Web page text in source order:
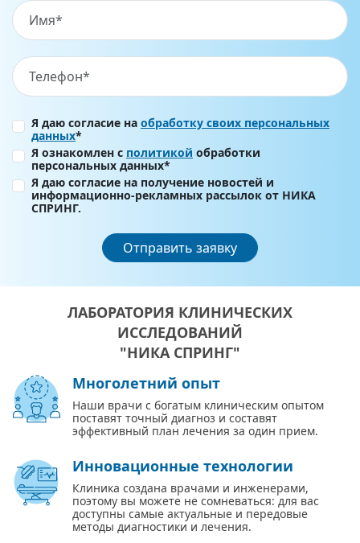
Я даю согласие на обработку своих персональных
данных*
Я ознакомлен с политикой обработки
персональных данных*
Я даю согласие на получение новостей и
информационно-рекламных рассылок от НИКА
СПРИНГ.
Отправить заявку
ЛАБОРАТОРИЯ КЛИНИЧЕСКИХ
ИССЛЕДОВАНИЙ
"НИКА СПРИНГ"
Многолетний опыт
Наши врачи с богатым клиническим опытом
поставят точный диагноз и составят
эффективный план лечения за один прием.
Инновационные технологии
Клиника создана врачами и инженерами,
поэтому вы можете не сомневаться: для вас
доступны самые актуальные и передовые
методы диагностики и лечения.